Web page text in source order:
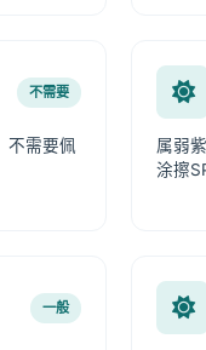
不需要
不需要佩
属弱
涂擦
一般